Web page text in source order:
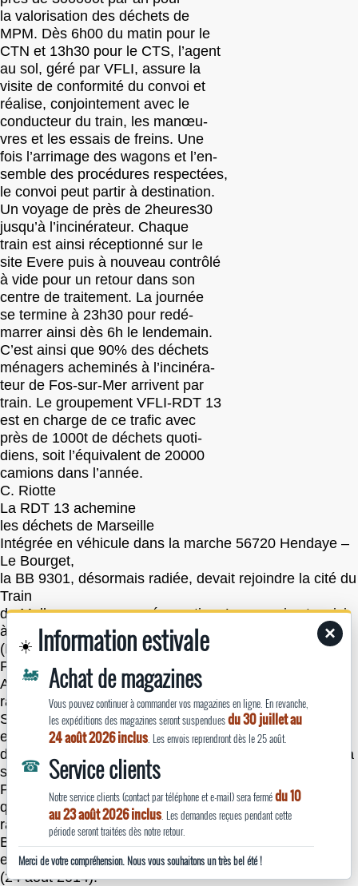
la valorisation des déchets de
MPM. Dès 6h00 du matin pour le
CTN et 13h30 pour le CTS, l’agent
au sol, géré par VFLI, assure la
visite de conformité du convoi et
réalise, conjointement avec le
conducteur du train, les manœu-
vres et les essais de freins. Une
fois l’arrimage des wagons et l’en-
semble des procédures respectées,
le convoi peut partir à destination.
Un voyage de près de 2heures30
jusqu’à l’incinérateur. Chaque
train est ainsi réceptionné sur le
site Evere puis à nouveau contrôlé
à vide pour un retour dans son
centre de traitement. La journée
se termine à 23h30 pour redé-
marrer ainsi dès 6h le lendemain.
C’est ainsi que 90% des déchets
ménagers acheminés à l’incinéra-
teur de Fos-sur-Mer arrivent par
train. Le groupement VFLI-RDT 13
est en charge de ce trafic avec
près de 1000t de déchets quoti-
diens, soit l’équivalent de 20000
camions dans l’année.
C. Riotte
La RDT 13 achemine
les déchets de Marseille
Intégrée en véhicule dans la marche 56720 Hendaye –
Le Bourget,
la BB 9301, désormais radiée, devait rejoindre la cité du
Train
de Mulhouse pour sa préservation. Le convoi est vu ici
à Noizay
(Indre-et-Loire) le 3septembre 2014.
Ph. Lagathu
Après avoir effectué le voyage aller le matin même, la
rame AVE
S 100.015 de la Renfe arrive à Port-la-Nouvelle (Aude)
en soirée
dans le cadre de la marche retour Lyon – Barcelone. La
section
Perpignan – Narbonne supporte six marches
quotidiennes de ces
rames blanches qui effectuent les allers-retours entre
Barcelone et Lyon, Toulouse et Barcelone, et Marseille
et Madrid
(24 août 2014).
×
☀️ Information estivale
🚂 Achat de magazines
Vous pouvez continuer à commander vos magazines en ligne. En revanche,
les expéditions des magazines seront suspenduesdu 30 juillet au
24 août 2026 inclus. Les envois reprendront dès le 25 août.
☎ Service clients
Notre service clients (contact par téléphone et e-mail) sera fermédu 10
au 23 août 2026 inclus. Les demandes reçues pendant cette
période seront traitées dès notre retour.
Merci de votre compréhension. Nous vous souhaitons un très bel été !